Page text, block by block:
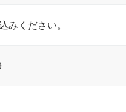
みください。